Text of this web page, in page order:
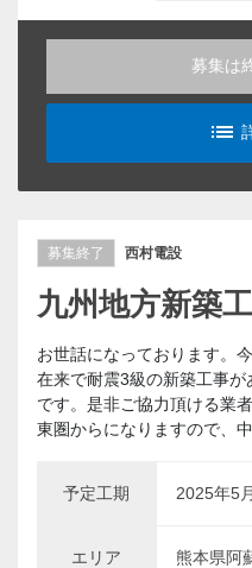
募集は
募集終了 西村電設
九州地方新築
お世話になっております。
在来で耐震3級の新築工事
です。是非ご協力頂ける業
東圏からになりますので、
予定工期 2025年5
エリア 熊本県阿